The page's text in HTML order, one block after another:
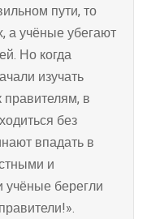
пути, то
а учёные убегают
Но когда
изучать
в
без
впадать в
и
берегли